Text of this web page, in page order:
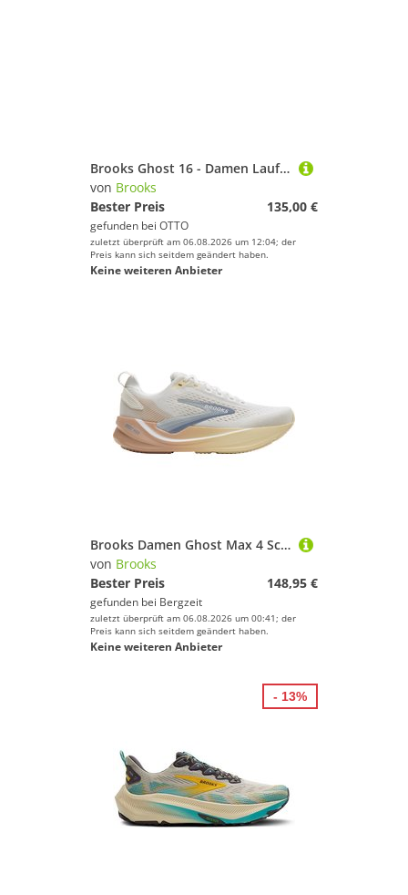
Brooks Ghost 16 - Damen Laufschuh - Narrow-Breite - Black/Pink/Yellow Laufschuh
von Brooks
Bester Preis
135,00 €
gefunden bei OTTO
zuletzt überprüft am 06.08.2026 um 12:04; der
Preis kann sich seitdem geändert haben.
Keine weiteren Anbieter
Brooks Damen Ghost Max 4 Schuhe
von Brooks
Bester Preis
148,95 €
gefunden bei Bergzeit
zuletzt überprüft am 06.08.2026 um 00:41; der
Preis kann sich seitdem geändert haben.
Keine weiteren Anbieter
- 13%